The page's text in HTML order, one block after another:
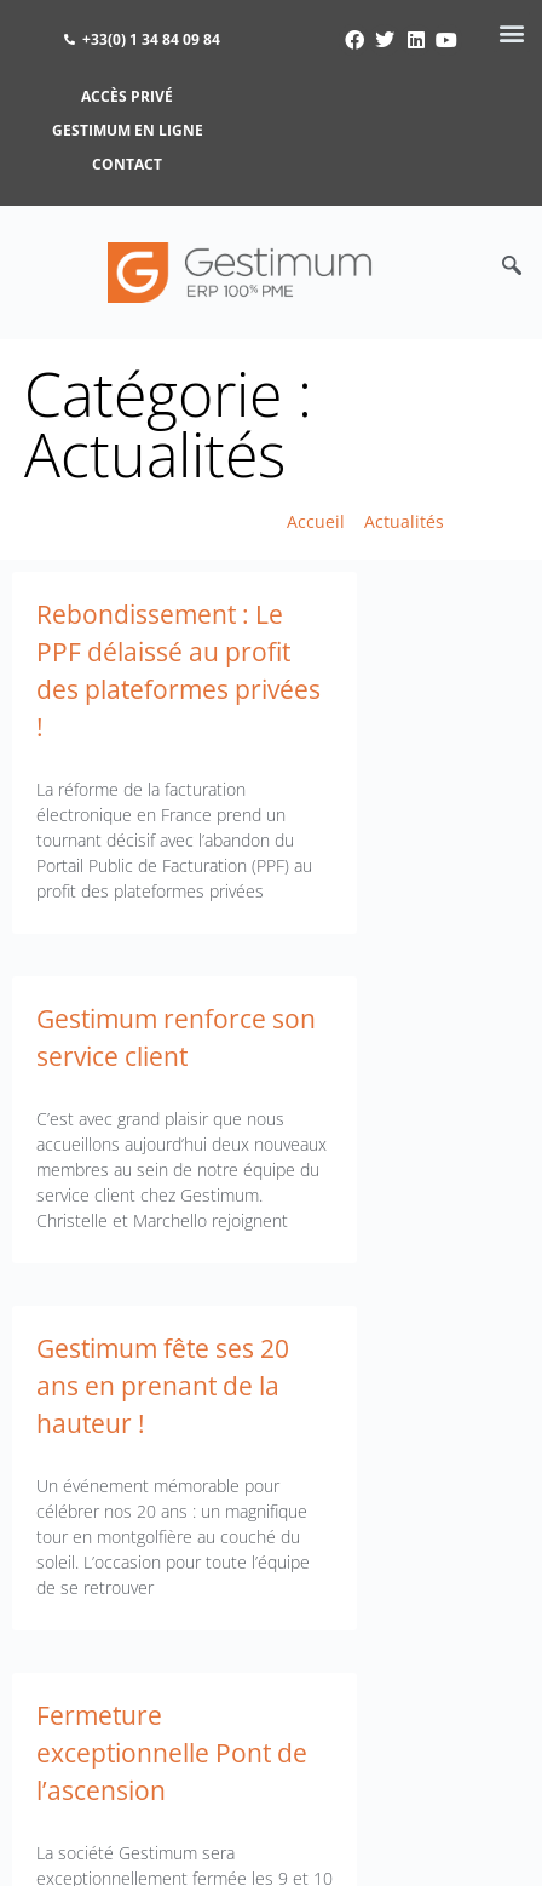
ACCÈS PRIVÉ
GESTIMUM EN LIGNE
CONTACT
+33(0) 1 34 84 09 84
Catégorie :
Actualités
Accueil Actualités
Rebondissement : Le
PPF délaissé au profit
des plateformes privées
!
La réforme de la facturation
électronique en France prend un
tournant décisif avec l’abandon du
Portail Public de Facturation (PPF) au
profit des plateformes privées
Gestimum renforce son
service client
C’est avec grand plaisir que nous
accueillons aujourd’hui deux nouveaux
membres au sein de notre équipe du
service client chez Gestimum.
Christelle et Marchello rejoignent
Gestimum fête ses 20
ans en prenant de la
hauteur !
Un événement mémorable pour
célébrer nos 20 ans : un magnifique
tour en montgolfière au couché du
soleil. L’occasion pour toute l’équipe
de se retrouver
Fermeture
exceptionnelle Pont de
l’ascension
La société Gestimum sera
exceptionnellement fermée les 9 et 10